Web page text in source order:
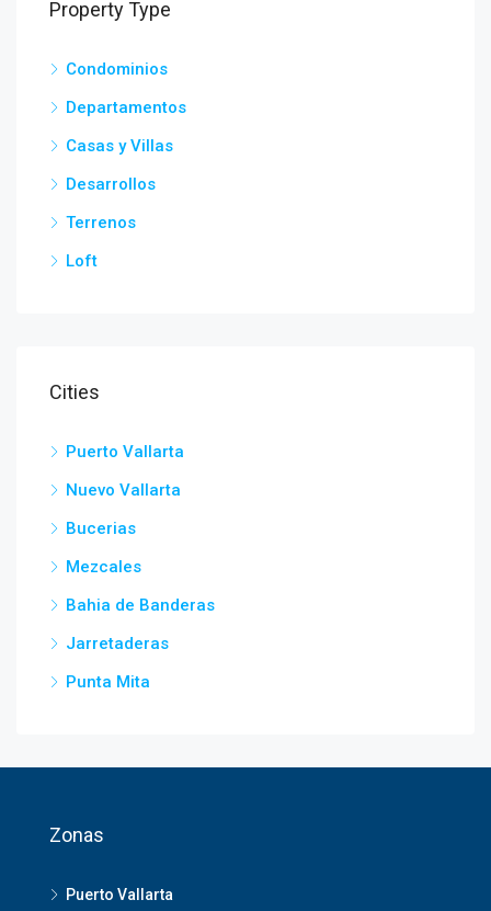
Property Type
Condominios
Departamentos
Casas y Villas
Desarrollos
Terrenos
Loft
Cities
Puerto Vallarta
Nuevo Vallarta
Bucerias
Mezcales
Bahia de Banderas
Jarretaderas
Punta Mita
Zonas
Puerto Vallarta